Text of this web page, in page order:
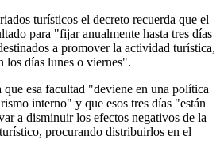
turísticos el decreto recuerda que el
para "fijar anualmente hasta tres días
a promover la actividad turística,
los días lunes o viernes".
que esa facultad "deviene en una política
interno" y que esos tres días "están
a disminuir los efectos negativos de la
procurando distribuirlos en el